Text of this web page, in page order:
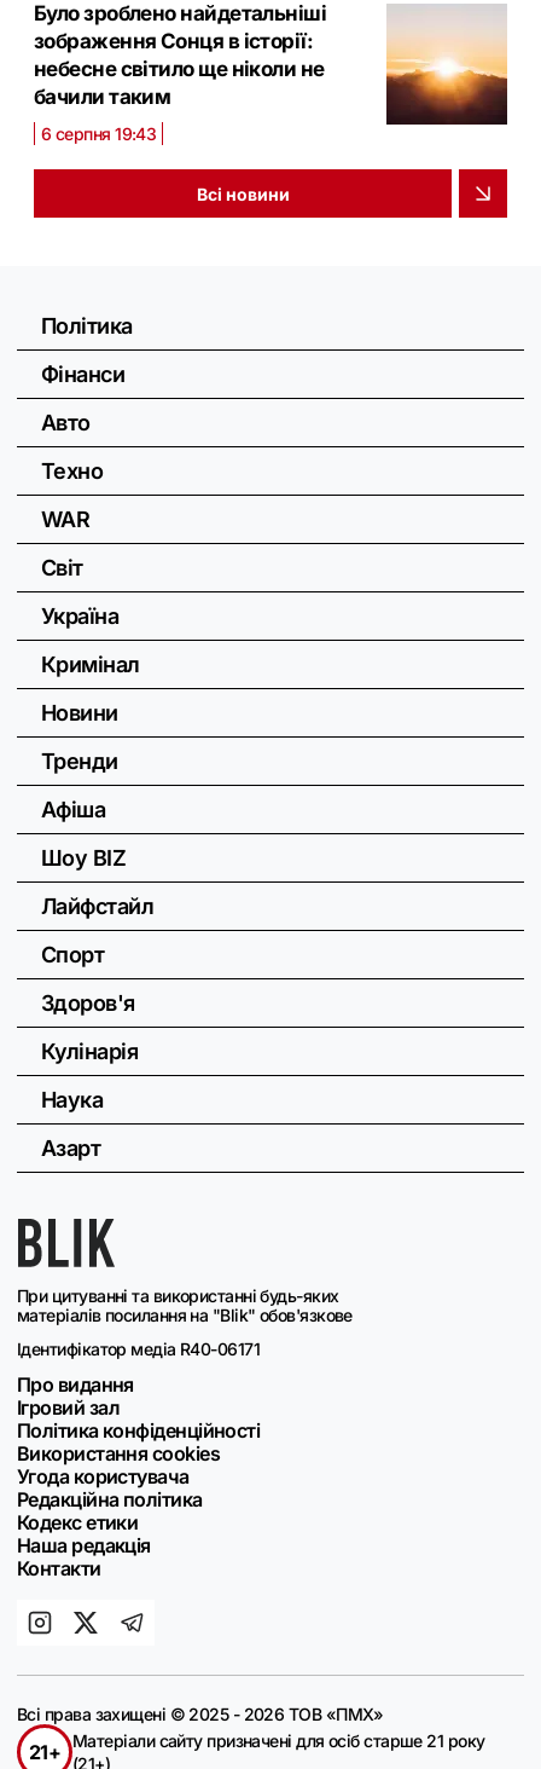
Було зроблено найдетальніші
зображення Сонця в історії:
небесне світило ще ніколи не
бачили таким
6 серпня 19:43
Всі новини
При цитуванні та використанні будь-яких
матеріалів посилання на "Blik" обов'язкове
Ідентифікатор медіа R40-06171
Про видання
Ігровий зал
Політика конфіденційності
Використання cookies
Угода користувача
Редакційна політика
Кодекс етики
Наша редакція
Контакти
Політика
Фінанси
Авто
Техно
WAR
Світ
Україна
Кримінал
Новини
Тренди
Афіша
Шоу BIZ
Лайфстайл
Спорт
Здоров'я
Кулінарія
Наука
Азарт
Всі права захищені © 2025 - 2026 ТОВ «ПМХ»
21+
Матеріали сайту призначені для осіб старше 21 року
(21+)